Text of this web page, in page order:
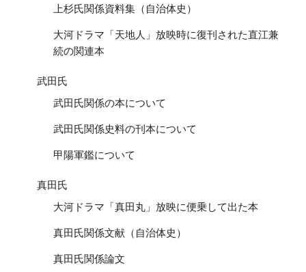
上杉氏関係資料集（自治体史）
大河ドラマ「天地人」放映時に復刊された直江兼
続の関連本
武田氏
武田氏関係の本について
武田氏関係史料の刊本について
甲陽軍鑑について
真田氏
大河ドラマ「真田丸」放映に便乗して出た本
真田氏関係文献（自治体史）
真田氏関係論文